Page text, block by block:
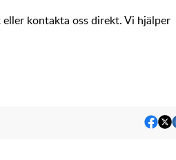
kontakta oss direkt. Vi hjälper